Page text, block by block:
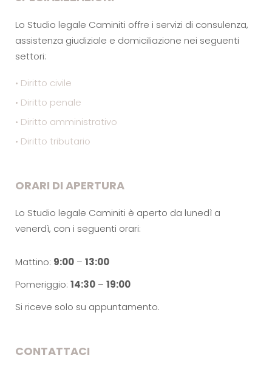
Lo Studio legale Caminiti offre i servizi di consulenza,
assistenza giudiziale e domiciliazione nei seguenti
settori:
• Diritto civile
• Diritto penale
• Diritto amministrativo
• Diritto tributario
ORARI DI APERTURA
Lo Studio legale Caminiti è aperto da lunedì a
venerdì, con i seguenti orari:
Mattino: 9:00 – 13:00
Pomeriggio: 14:30 – 19:00
Si riceve solo su appuntamento.
CONTATTACI